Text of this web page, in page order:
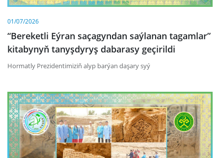
01/07/2026
“Bereketli Eýran saçagyndan saýlanan tagamlar”
kitabynyň tanyşdyryş dabarasy geçirildi
Hormatly Prezidentimiziň alyp barýan daşary syý